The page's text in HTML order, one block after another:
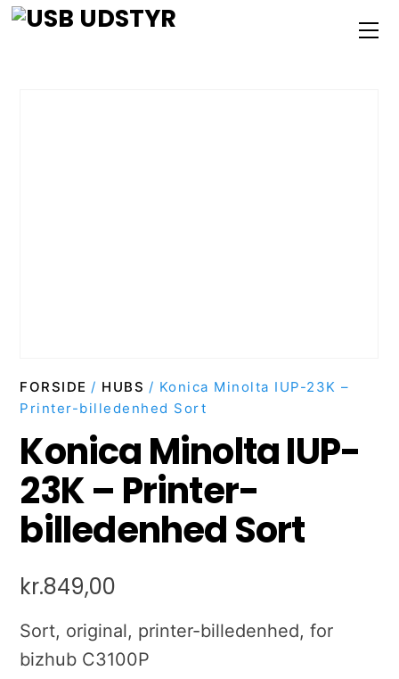
Skip
FORSIDE / HUBS / Konica Minolta IUP-23K –
Printer-billedenhed Sort
Konica Minolta IUP-
23K – Printer-
billedenhed Sort
kr.849,00
Sort, original, printer-billedenhed, for
bizhub C3100P